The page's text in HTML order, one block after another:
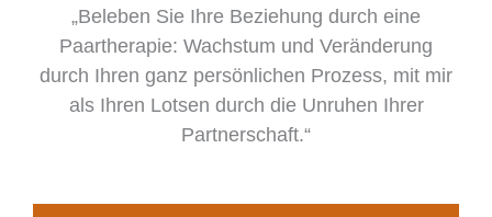
„Beleben Sie Ihre Beziehung durch eine
Paartherapie: Wachstum und Veränderung
durch Ihren ganz persönlichen Prozess, mit mir
als Ihren Lotsen durch die Unruhen Ihrer
Partnerschaft.“